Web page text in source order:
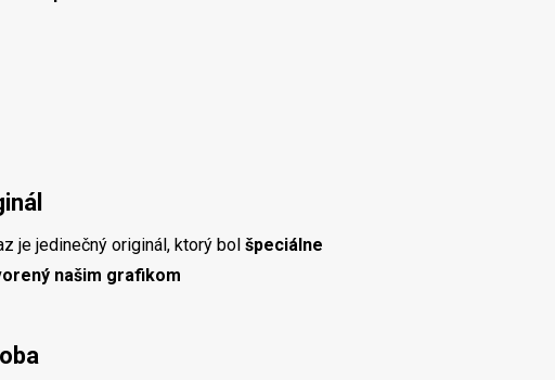
je jedinečný originál, ktorý bol špeciálne
našim grafikom